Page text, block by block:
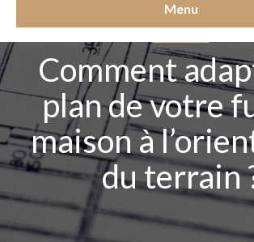
Menu
Comment
plan de votre
maison à
du terrain